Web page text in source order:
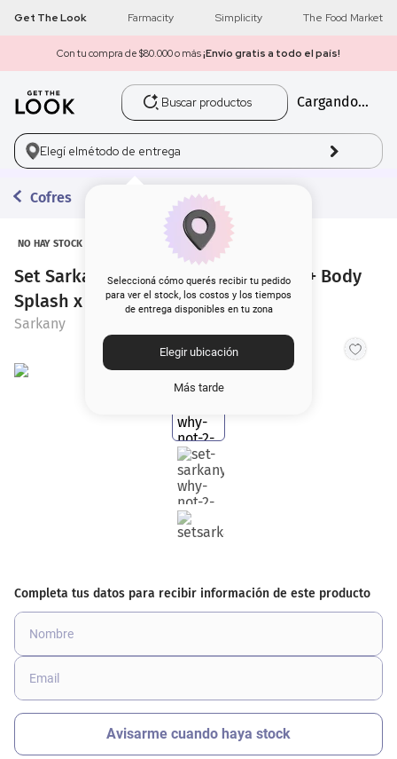
Get The Look Farmacity Simplicity The Food Market
Con tu compra de $80.000 o más¡Envío gratis a todo el país!
Buscar productos
Cargando...
Elegí elmétodo de entrega
Seleccioná cómo querés recibir tu pedido
para ver el stock, los costos y los tiempos
de entrega disponibles en tu zona
Elegir ubicación
Más tarde
Cofres
NO HAY STOCK
Set Sarkany Why Not 2 EDP x 100 ml + Body
Splash x 75 ml
Sarkany
1 get the look
2 máscara pestañas
3.
5. corrector